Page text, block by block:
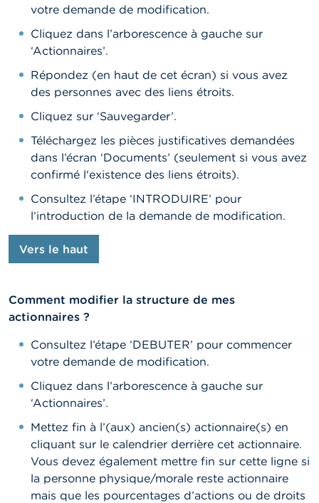
votre demande de modification.
Cliquez dans l’arborescence à gauche sur
‘Actionnaires’.
Répondez (en haut de cet écran) si vous avez
des personnes avec des liens étroits.
Cliquez sur ‘Sauvegarder’.
Téléchargez les pièces justificatives demandées
dans l’écran ‘Documents’ (seulement si vous avez
confirmé l'existence des liens étroits).
Consultez l’étape ‘INTRODUIRE’ pour
l’introduction de la demande de modification.
Vers le haut
Comment modifier la structure de mes
actionnaires ?
Consultez l’étape ‘DEBUTER’ pour commencer
votre demande de modification.
Cliquez dans l’arborescence à gauche sur
‘Actionnaires’.
Mettez fin à l’(aux) ancien(s) actionnaire(s) en
cliquant sur le calendrier derrière cet actionnaire.
Vous devez également mettre fin sur cette ligne si
la personne physique/morale reste actionnaire
mais que les pourcentages d’actions ou de droits